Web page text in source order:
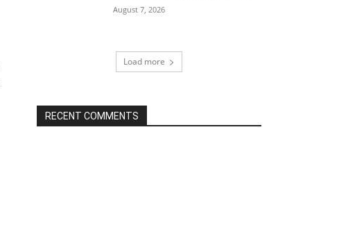
August 7, 2026
Load more
RECENT COMMENTS